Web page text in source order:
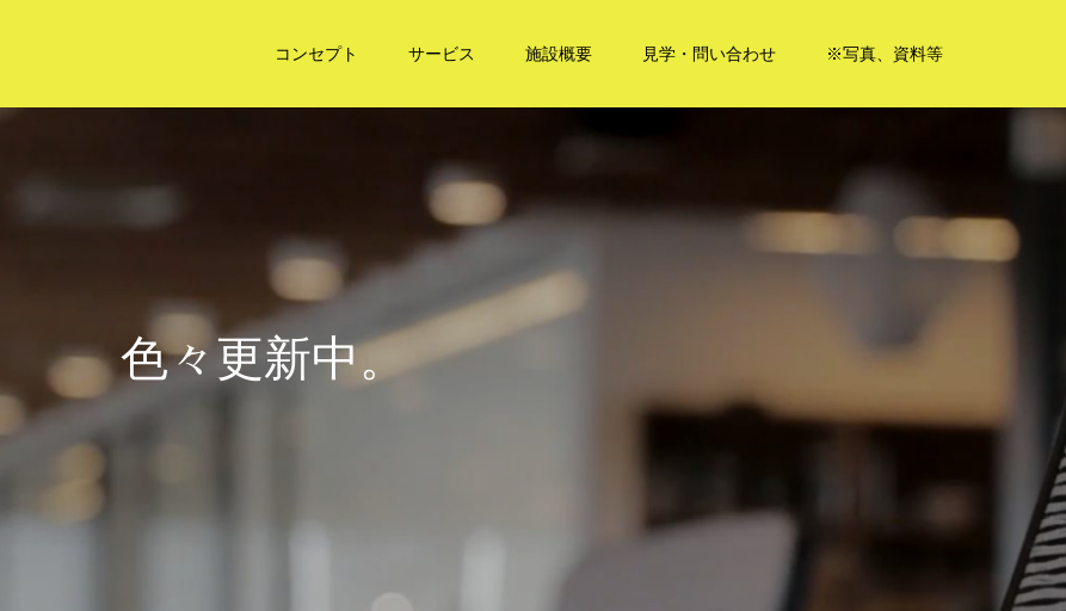
コンセプト サービス 施設概要 見学・問い合わせ ※写真、資料等
色々更新中。